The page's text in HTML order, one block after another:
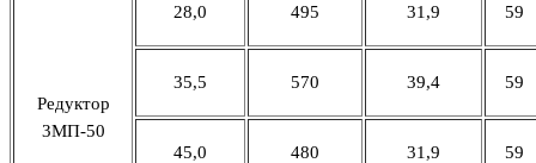
Редуктор
3МП-50
28,0 495 31,9 59
35,5 570 39,4 59
45,0 480 31,9 59